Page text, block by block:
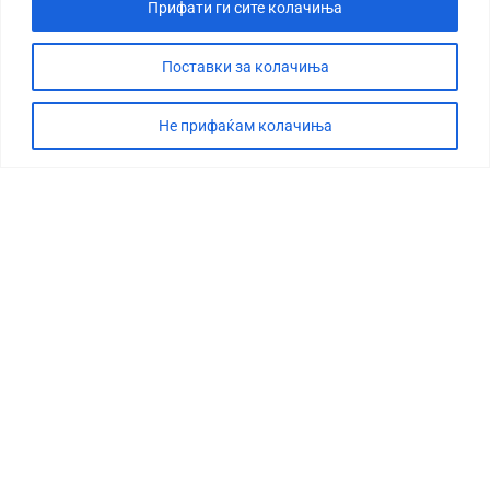
Поставки за колачиња
Не прифаќам колачиња
Прифати ги сите колачиња